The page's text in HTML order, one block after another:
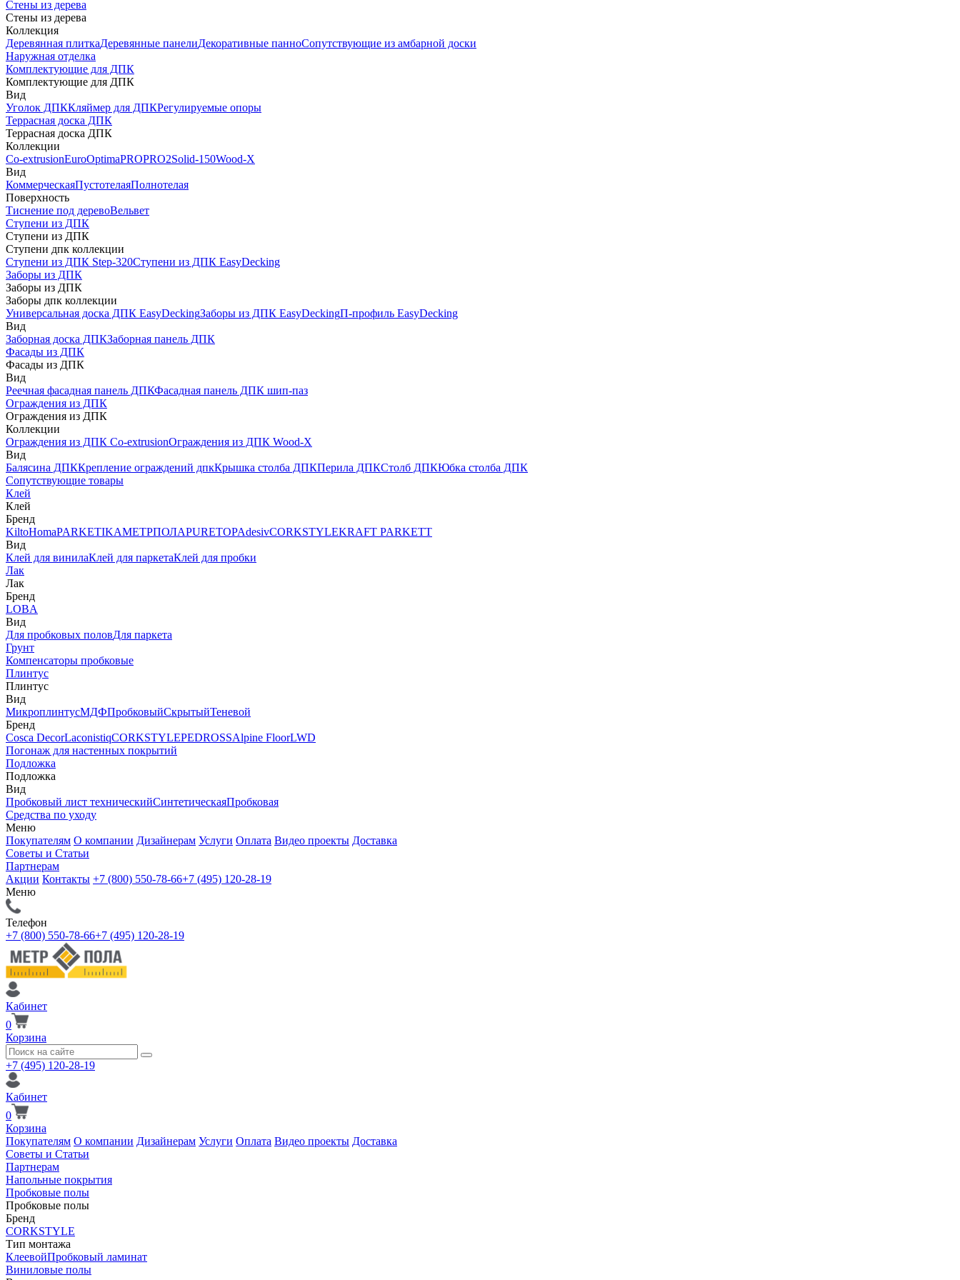
Стены из дерева
Стены из дерева
Коллекция
Деревянная плиткаДеревянные панелиДекоративные панноСопутствующие из амбарной доски
Наружная отделка
Комплектующие для ДПК
Комплектующие для ДПК
Вид
Уголок ДПККляймер для ДПКРегулируемые опоры
Террасная доска ДПК
Террасная доска ДПК
Коллекции
Co-extrusionEuroOptimaPROPRO2Solid-150Wood-X
Вид
КоммерческаяПустотелаяПолнотелая
Поверхность
Тиснение под деревоВельвет
Ступени из ДПК
Ступени из ДПК
Ступени дпк коллекции
Ступени из ДПК Step-320Ступени из ДПК EasyDecking
Заборы из ДПК
Заборы из ДПК
Заборы дпк коллекции
Универсальная доска ДПК EasyDeckingЗаборы из ДПК EasyDeckingП-профиль EasyDecking
Вид
Заборная доска ДПКЗаборная панель ДПК
Фасады из ДПК
Фасады из ДПК
Вид
Реечная фасадная панель ДПКФасадная панель ДПК шип-паз
Ограждения из ДПК
Ограждения из ДПК
Коллекции
Ограждения из ДПК Co-extrusionОграждения из ДПК Wood-X
Вид
Балясина ДПККрепление ограждений дпкКрышка столба ДПКПерила ДПКСтолб ДПКЮбка столба ДПК
Сопутствующие товары
Клей
Клей
Бренд
KiltoHomaPARKETIKAМЕТРПОЛАPURETOPAdesivCORKSTYLEKRAFT PARKETT
Вид
Клей для винилаКлей для паркетаКлей для пробки
Лак
Лак
Бренд
LOBA
Вид
Для пробковых половДля паркета
Грунт
Компенсаторы пробковые
Плинтус
Плинтус
Вид
МикроплинтусМДФПробковыйСкрытыйТеневой
Бренд
Cosca DecorLaconistiqCORKSTYLEPEDROSSAlpine FloorLWD
Погонаж для настенных покрытий
Подложка
Подложка
Вид
Пробковый лист техническийСинтетическаяПробковая
Средства по уходу
Меню
Покупателям О компании Дизайнерам Услуги Оплата Видео проекты Доставка
Советы и Статьи
Партнерам
Акции Контакты +7 (800) 550-78-66+7 (495) 120-28-19
Меню
Телефон
+7 (800) 550-78-66+7 (495) 120-28-19
Кабинет
0
Корзина
+7 (495) 120-28-19
Кабинет
0
Корзина
Покупателям О компании Дизайнерам Услуги Оплата Видео проекты Доставка
Советы и Статьи
Партнерам
Напольные покрытия
Пробковые полы
Пробковые полы
Бренд
CORKSTYLE
Тип монтажа
КлеевойПробковый ламинат
Виниловые полы